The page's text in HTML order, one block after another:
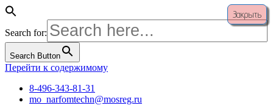
Search for:
Search Button
Перейти к содержимому
8-496-343-81-31
mo_narfomtechn@mosreg.ru
Закрыть